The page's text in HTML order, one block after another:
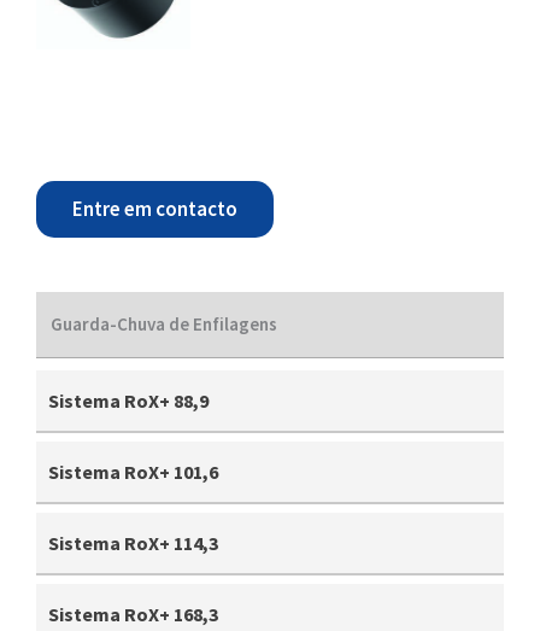
Entre em contacto
Guarda-Chuva de Enfilagens
Sistema RoX+ 88,9
Sistema RoX+ 101,6
Sistema RoX+ 114,3
Sistema RoX+ 168,3